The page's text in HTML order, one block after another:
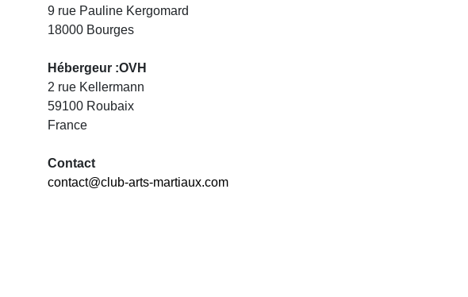
9 rue Pauline Kergomard
18000 Bourges
Hébergeur :OVH
2 rue Kellermann
59100 Roubaix
France
Contact
contact@club-arts-martiaux.com